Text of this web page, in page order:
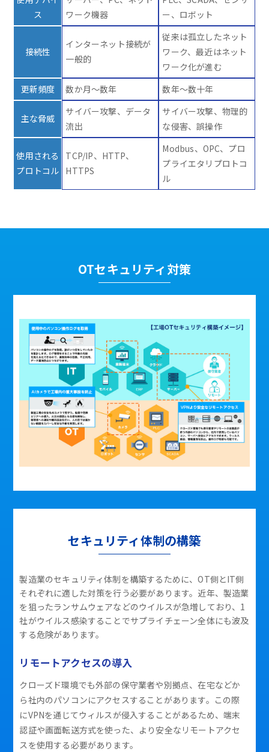
ス
ワーク機器
ー、ロボット
接続性
インターネット接続が
一般的
従来は孤立したネット
ワーク、最近はネット
ワーク化が進む
更新頻度
数か月～数年 数年～数十年
主な脅威
サイバー攻撃、データ
流出
サイバー攻撃、物理的
な侵害、誤操作
使用される
プロトコル
TCP/IP、HTTP、
HTTPS
Modbus、OPC、プロ
プライエタリプロトコ
ル
OTセキュリティ対策
セキュリティ体制の構築
製造業のセキュリティ体制を構築するために、OT側とIT側
それぞれに適した対策を行う必要があります。近年、製造業
を狙ったランサムウェアなどのウイルスが急増しており、1
社がウイルス感染することでサプライチェーン全体にも波及
する危険があります。
リモートアクセスの導入
クローズド環境でも外部の保守業者や別拠点、在宅などか
ら社内のパソコンにアクセスすることがあります。この際
にVPNを通じてウィルスが侵入することがあるため、端末
認証や画面転送方式を使った、より安全なリモートアクセ
スを使用する必要があります。